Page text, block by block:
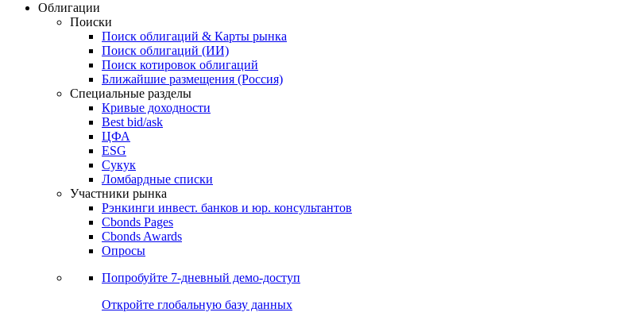
Облигации
Поиски
Поиск облигаций & Карты рынка
Поиск облигаций (ИИ)
Поиск котировок облигаций
Ближайшие размещения (Россия)
Специальные разделы
Кривые доходности
Best bid/ask
ЦФА
ESG
Сукук
Ломбардные списки
Участники рынка
Рэнкинги инвест. банков и юр. консультантов
Cbonds Pages
Cbonds Awards
Опросы
Попробуйте 7-дневный демо-доступ
Откройте глобальную базу данных